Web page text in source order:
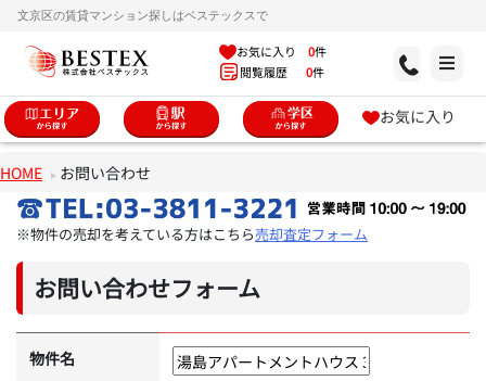
文京区の賃貸マンション探しはベステックスで
お気に入り 0件
閲覧履歴 0件
お気に入り
HOME お問い合わせ
※物件の売却を考えている方はこちら売却査定フォーム
お問い合わせフォーム
物件名